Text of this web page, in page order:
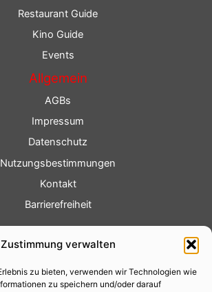
Zustimmung verwalten
zu bieten, verwenden wir Technologien wie
zu speichern und/oder darauf
Restaurant Guide
Kino Guide
Events
Allgemein
AGBs
Impressum
Datenschutz
Nutzungsbestimmungen
Kontakt
Barrierefreiheit
Fotoservice
Videoservice